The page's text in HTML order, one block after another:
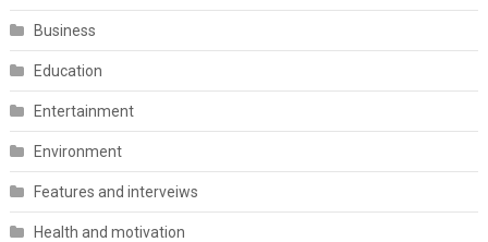
Business
Education
Entertainment
Environment
Features and interveiws
Health and motivation